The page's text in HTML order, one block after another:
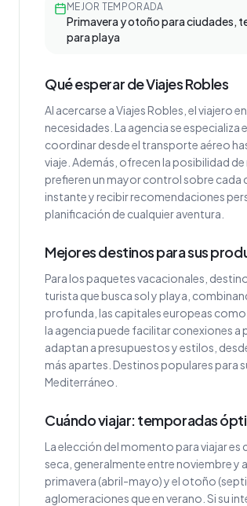
MEJOR TEMPORADA
Primavera y otoño para ciudades,
para playa
Qué esperar de Viajes Robles
Al acercarse a Viajes Robles, el viajero
necesidades. La agencia se
coordinar desde el transporte aéreo
viaje. Además, ofrecen la posibilidad
prefieren un mayor control sobre cada
instante y recibir recomendaciones
planificación de cualquier aventura.
Mejores destinos para sus
Para los paquetes vacacionales,
turista que busca sol y playa,
profunda, las capitales europeas como
la agencia puede facilitar conexiones
adaptan a presupuestos y estilos,
más apartes. Destinos populares para
Mediterráneo.
Cuándo viajar: temporadas
La elección del momento para viajar
seca, generalmente entre noviembre y
primavera (abril-mayo) y el otoño
aglomeraciones que en verano. Si su